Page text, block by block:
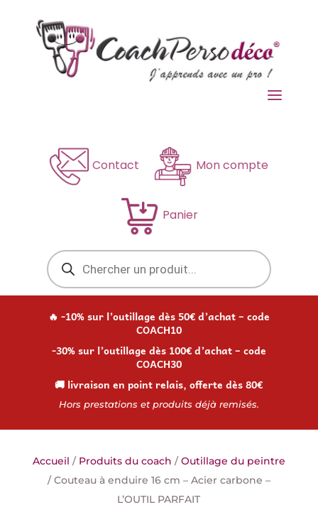
a
Contact Mon compte
Panier
Recherche
de
produits
🔥 -10% sur l’outillage dès 50€ d’achat – code
COACH10
-30% sur l’outillage dès 100€ d’achat – code
COACH30
🚚 livraison en point relais, offerte dès 80€
Hors prestations et produits déjà remisés.
Accueil / Produits du coach /Outillage du peintre
/ Couteau à enduire 16 cm – Acier carbone –
L’OUTIL PARFAIT